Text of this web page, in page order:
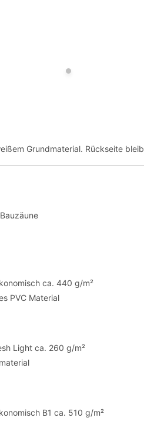
Grundmaterial. Rückseite
ca. 440 g/m²
PVC Material
Light ca. 260 g/m²
B1 ca. 510 g/m²